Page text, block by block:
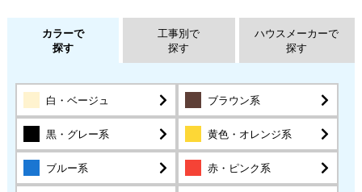
カラーで
探す
工事別で
探す
ハウスメーカーで
探す
白・ベージュ ブラウン系
黒・グレー系 黄色・オレンジ系
ブルー系 赤・ピンク系